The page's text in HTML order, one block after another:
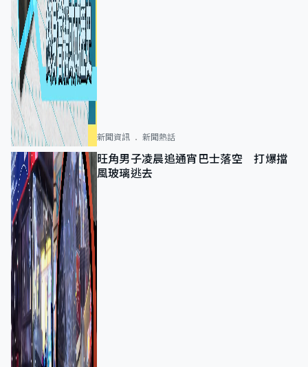
新聞資訊 新聞熱話
旺角男子凌晨追通宵巴士落空 打爆擋
風玻璃逃去